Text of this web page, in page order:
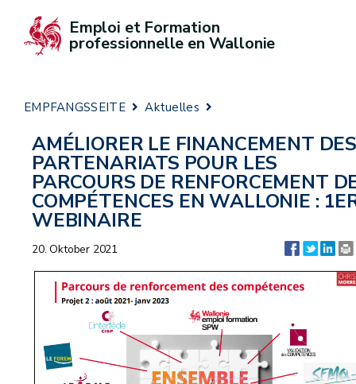
Emploi et Formation
professionnelle en Wallonie
EMPFANGSSEITE Aktuelles
AMÉLIORER LE FINANCEMENT DES
PARTENARIATS POUR LES
PARCOURS DE RENFORCEMENT
COMPÉTENCES EN WALLONIE :
WEBINAIRE
20. Oktober 2021